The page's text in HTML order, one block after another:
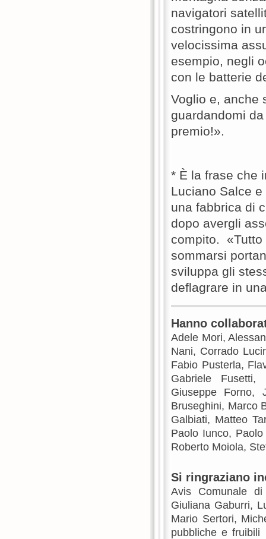
navigatori
costringono in
velocissima
esempio, negli
con le batterie
Voglio e, anche
guardandomi
premio!».
* È la frase che
Luciano Salce
una fabbrica di
dopo avergli
compito. «Tutto
sommarsi
sviluppa gli
deflagrare in
Hanno
Adele Mori,
Nani, Corrado
Fabio Pusterla,
Gabriele Fusetti,
Giuseppe Forno,
Bruseghini, Marco
Galbiati, Matteo
Paolo Iunco,
Roberto Moiola,
Si ringraziano
Avis Comunale
Giuliana Gaburri,
Mario Sertori,
pubbliche e fruibili